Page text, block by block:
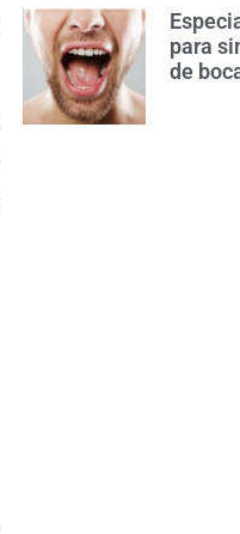
para
de